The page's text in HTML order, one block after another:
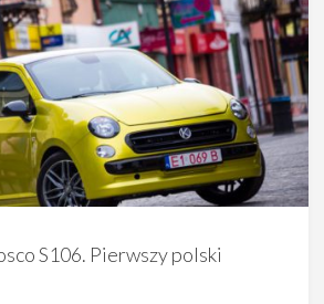
S106. Pierwszy polski